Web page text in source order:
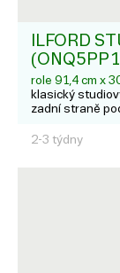
ILFORD
role 91,4 cm x
klasický
zadní straně
2-3 týdny